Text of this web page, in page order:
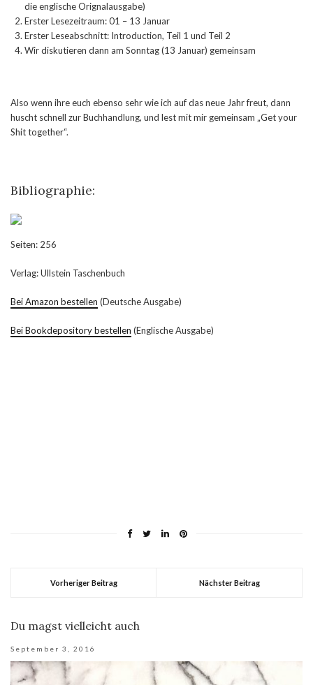
die englische Orignalausgabe)
Erster Lesezeitraum: 01 – 13 Januar
Erster Leseabschnitt: Introduction, Teil 1 und Teil 2
Wir diskutieren dann am Sonntag (13 Januar) gemeinsam
Also wenn ihre euch ebenso sehr wie ich auf das neue Jahr freut, dann
huscht schnell zur Buchhandlung, und lest mit mir gemeinsam „Get your
Shit together“.
Bibliographie:
Seiten: 256
Verlag: Ullstein Taschenbuch
Bei Amazon bestellen (Deutsche Ausgabe)
Bei Bookdepository bestellen (Englische Ausgabe)
Vorheriger Beitrag Nächster Beitrag
Du magst vielleicht auch
September 3, 2016